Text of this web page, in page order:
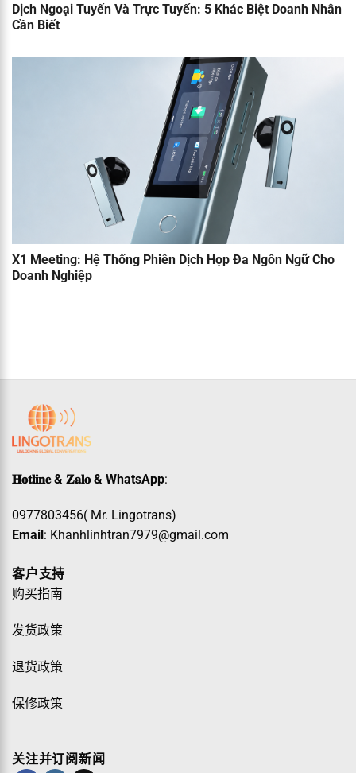
Dịch Ngoại Tuyến Và Trực Tuyến: 5 Khác Biệt Doanh Nhân
Cần Biết
X1 Meeting: Hệ Thống Phiên Dịch Họp Đa Ngôn Ngữ Cho
Doanh Nghiệp
𝐇𝐨𝐭𝐥𝐢𝐧𝐞 & 𝐙𝐚𝐥𝐨 & WhatsApp:
0977803456( Mr. Lingotrans)
Email : Khanhlinhtran7979@gmail.com
客户支持
购买指南
发货政策
退货政策
保修政策
关注并订阅新闻